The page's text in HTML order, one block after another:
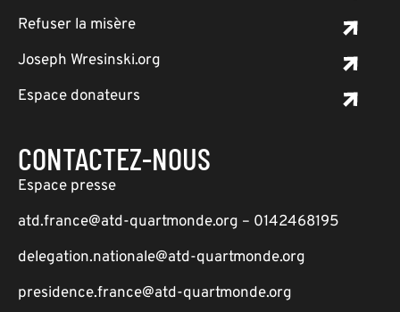
Refuser la misère
Joseph Wresinski.org
Espace donateurs
CONTACTEZ-NOUS
Espace presse
atd.france@atd-quartmonde.org – 0142468195
delegation.nationale@atd-quartmonde.org
presidence.france@atd-quartmonde.org